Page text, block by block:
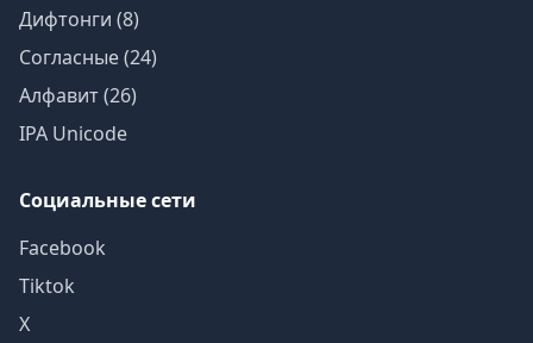
Дифтонги (8)
Согласные (24)
Алфавит (26)
IPA Unicode
Социальные сети
Facebook
Tiktok
X